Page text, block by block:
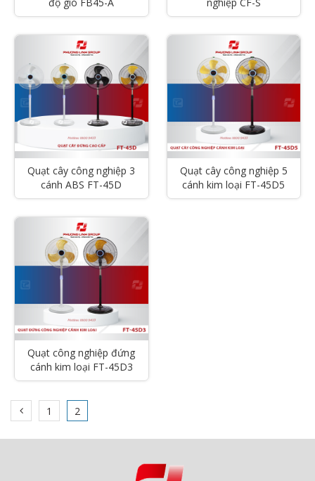
Quạt cây công nghiệp 3
cánh ABS FT-45D
Quạt cây công nghiệp 5
cánh kim loại FT-45D5
Quạt công nghiệp đứng
cánh kim loại FT-45D3
1 2